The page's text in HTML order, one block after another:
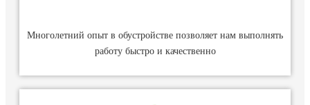
Многолетний опыт в обустройстве позволяет нам выполнять
работу быстро и качественно